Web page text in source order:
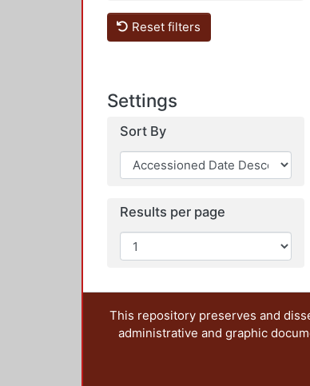
Reset filters
Settings
Sort By
Results per page
This repository preserves and
administrative and graphic